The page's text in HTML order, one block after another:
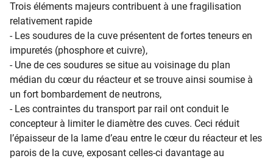
Trois éléments majeurs contribuent à une fragilisation
relativement rapide
- Les soudures de la cuve présentent de fortes teneurs en
impuretés (phosphore et cuivre),
- Une de ces soudures se situe au voisinage du plan
médian du cœur du réacteur et se trouve ainsi soumise à
un fort bombardement de neutrons,
- Les contraintes du transport par rail ont conduit le
concepteur à limiter le diamètre des cuves. Ceci réduit
l’épaisseur de la lame d’eau entre le cœur du réacteur et les
parois de la cuve, exposant celles-ci davantage au